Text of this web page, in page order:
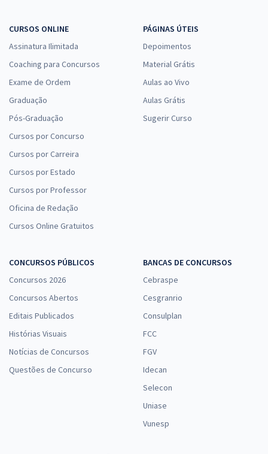
CURSOS ONLINE
Assinatura Ilimitada
Coaching para Concursos
Exame de Ordem
Graduação
Pós-Graduação
Cursos por Concurso
Cursos por Carreira
Cursos por Estado
Cursos por Professor
Oficina de Redação
Cursos Online Gratuitos
PÁGINAS ÚTEIS
Depoimentos
Material Grátis
Aulas ao Vivo
Aulas Grátis
Sugerir Curso
CONCURSOS PÚBLICOS
Concursos 2026
Concursos Abertos
Editais Publicados
Histórias Visuais
Notícias de Concursos
Questões de Concurso
BANCAS DE CONCURSOS
Cebraspe
Cesgranrio
Consulplan
FCC
FGV
Idecan
Selecon
Uniase
Vunesp